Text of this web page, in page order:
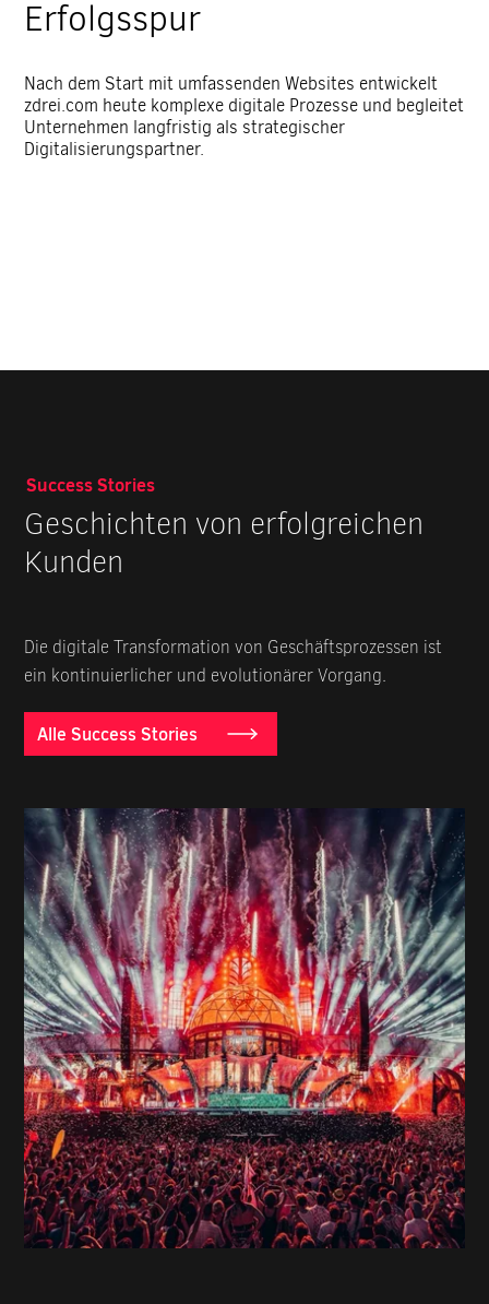
Erfolgsspur
Nach dem Start mit umfassenden Websites entwickelt
zdrei.com heute komplexe digitale Prozesse und begleitet
Unternehmen langfristig als strategischer
Digitalisierungspartner.
Success Stories
Geschichten von erfolgreichen
Kunden
Die digitale Transformation von Geschäftsprozessen ist
ein kontinuierlicher und evolutionärer Vorgang.
Alle Success Stories